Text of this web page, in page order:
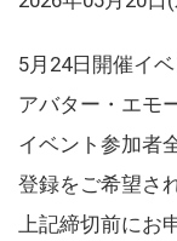
5月24日開催イ
アバター・エモ
イベント参加者
登録をご希望さ
上記締切前にお